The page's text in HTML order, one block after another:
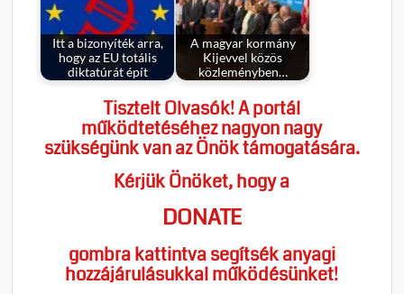
Itt a bizonyíték arra,
hogy az EU totális
diktatúrát épít
A magyar kormány
Kijevvel közös
közleményben…
Tisztelt Olvasók! A portál
működtetéséhez nagyon nagy
szükségünk van az Önök támogatására.
Kérjük Önöket, hogy a
DONATE
gombra kattintva segítsék anyagi
hozzájárulásukkal működésünket!